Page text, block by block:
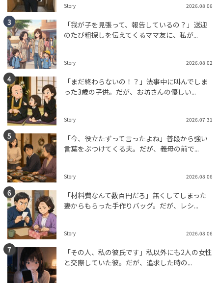
Story 2026.08.06
「我が子を見張って、報告しているの？」送迎
のたび粗探しを伝えてくるママ友に、私が...
Story 2026.08.02
「まだ終わらないの！？」法事中に叫んでしま
った3歳の子供。だが、お坊さんの優しい...
Story 2026.07.31
「今、役立たずって言ったよね」普段から強い
言葉をぶつけてくる夫。だが、義母の前で...
Story 2026.08.06
「材料費なんて数百円だろ」無くしてしまった
妻からもらった手作りバッグ。だが、レシ...
Story 2026.08.06
「その人、私の彼氏です」私以外にも2人の女性
と交際していた彼。だが、追求した時の...